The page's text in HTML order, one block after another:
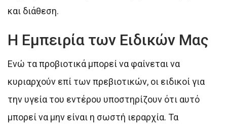
και διάθεση.
Η Εμπειρία των Ειδικών Μας
Ενώ τα προβιοτικά μπορεί να φαίνεται να
κυριαρχούν επί των πρεβιοτικών, οι ειδικοί για
την υγεία του εντέρου υποστηρίζουν ότι αυτό
μπορεί να μην είναι η σωστή ιεραρχία. Τα